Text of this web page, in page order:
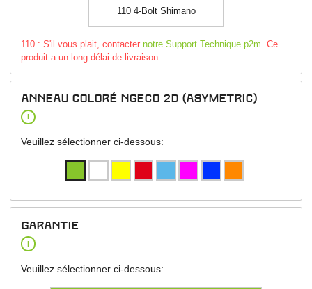
110 4-Bolt Shimano
110 : S'il vous plait, contacter notre Support Technique p2m . Ce
produit a un long délai de livraison.
Anneau coloré NGeco 2D (asymetric)
i
Veuillez sélectionner ci-dessous:
garantie
i
Veuillez sélectionner ci-dessous: